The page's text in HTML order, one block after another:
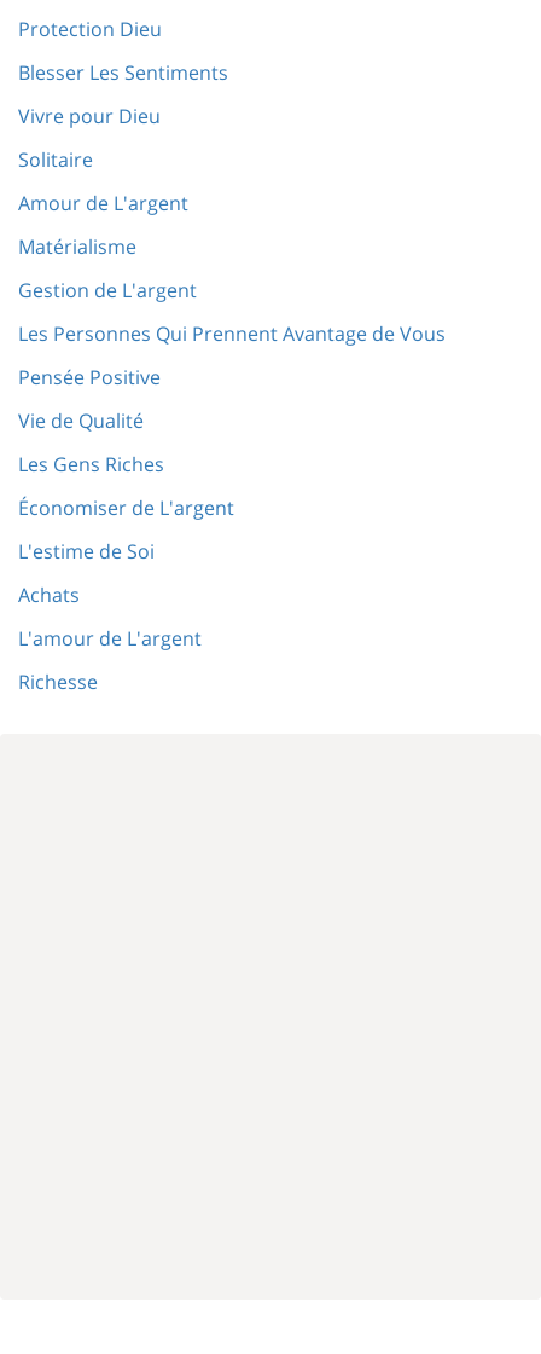
Protection Dieu
Blesser Les Sentiments
Vivre pour Dieu
Solitaire
Amour de L'argent
Matérialisme
Gestion de L'argent
Les Personnes Qui Prennent Avantage de Vous
Pensée Positive
Vie de Qualité
Les Gens Riches
Économiser de L'argent
L'estime de Soi
Achats
L'amour de L'argent
Richesse